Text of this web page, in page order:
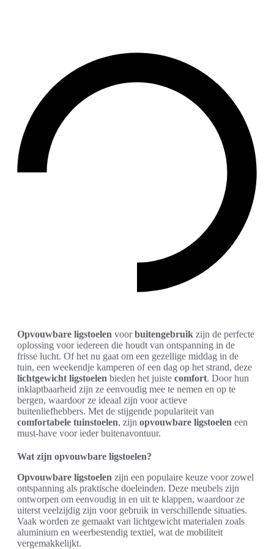
Opvouwbare ligstoelen voorbuitengebruik zijn de perfecte
oplossing voor iedereen die houdt van ontspanning in de
frisse lucht. Of het nu gaat om een gezellige middag in de
tuin, een weekendje kamperen of een dag op het strand, deze
lichtgewicht ligstoelen bieden het juiste comfort. Door hun
inklaptbaarheid zijn ze eenvoudig mee te nemen en op te
bergen, waardoor ze ideaal zijn voor actieve
buitenliefhebbers. Met de stijgende populariteit van
comfortabele tuinstoelen, zijn opvouwbare ligstoelen een
must-have voor ieder buitenavontuur.
Wat zijn opvouwbare ligstoelen?
Opvouwbare ligstoelen zijn een populaire keuze voor zowel
ontspanning als praktische doeleinden. Deze meubels zijn
ontworpen om eenvoudig in en uit te klappen, waardoor ze
uiterst veelzijdig zijn voor gebruik in verschillende situaties.
Vaak worden ze gemaakt van lichtgewicht materialen zoals
aluminium en weerbestendig textiel, wat de mobiliteit
vergemakkelijkt.